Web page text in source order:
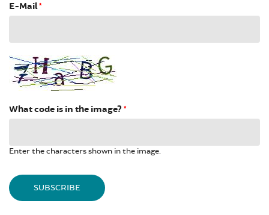
E-Mail*
What code is in the image? *
Enter the characters shown in the image.